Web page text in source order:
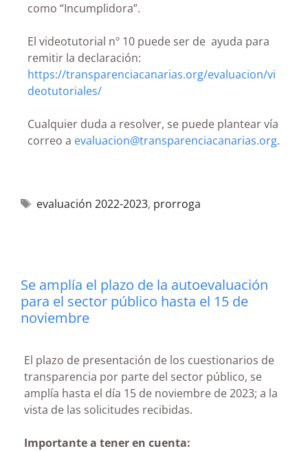
como “Incumplidora”.
El videotutorial nº 10 puede ser de ayuda para
remitir la declaración:
https://transparenciacanarias.org/evaluacion/vi
deotutoriales/
Cualquier duda a resolver, se puede plantear vía
correo a evaluacion@transparenciacanarias.org.
evaluación 2022-2023, prorroga
Se amplía el plazo de la autoevaluación
para el sector público hasta el 15 de
noviembre
El plazo de presentación de los cuestionarios de
transparencia por parte del sector público, se
amplía hasta el día 15 de noviembre de 2023; a la
vista de las solicitudes recibidas.
Importante a tener en cuenta: